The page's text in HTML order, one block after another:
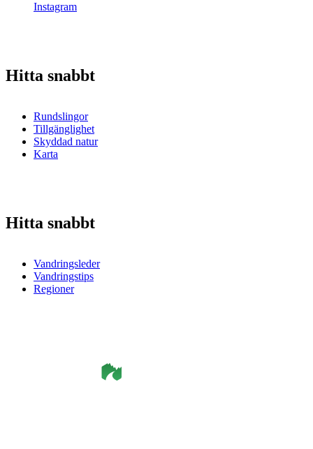
Instagram
Hitta snabbt
Rundslingor
Tillgänglighet
Skyddad natur
Karta
Hitta snabbt
Vandringsleder
Vandringstips
Regioner